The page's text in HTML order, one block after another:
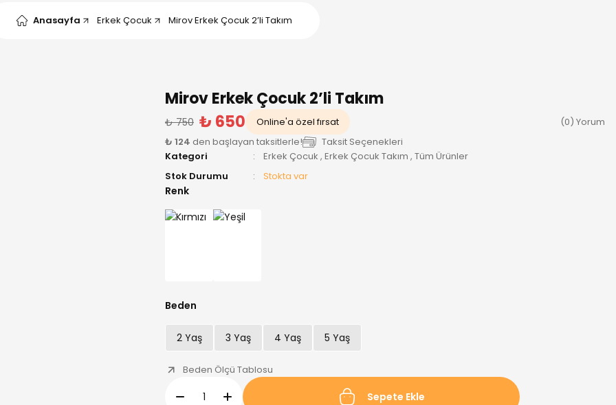
Anasayfa Erkek Çocuk Mirov Erkek Çocuk 2’li Takım
Mirov Erkek Çocuk 2’li Takım
₺ 750 ₺ 650 Online'a özel fırsat
(0) Yorum
₺ 124 den başlayan taksitlerle!
Taksit Seçenekleri
Kategori
Erkek Çocuk , Erkek Çocuk Takım , Tüm Ürünler
Stok Durumu
Stokta var
Renk
Beden
2 Yaş 3 Yaş 4 Yaş 5 Yaş
Beden Ölçü Tablosu
Sepete Ekle